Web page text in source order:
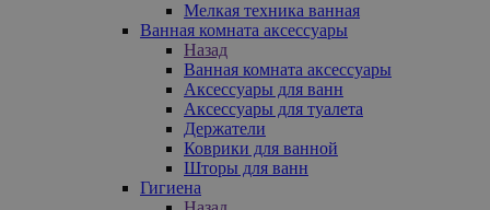
Мелкая техника ванная
Ванная комната аксессуары
Назад
Ванная комната аксессуары
Аксессуары для ванн
Аксессуары для туалета
Держатели
Коврики для ванной
Шторы для ванн
Гигиена